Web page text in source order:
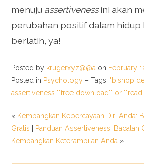
menuju assertivenessini akan
perubahan positif dalam hidup
berlatih, ya!
Posted by krugerxyz@@a on February
Posted in Psychology – Tags: "bishop
assertiveness ""free download"" or ""read
« Kembangkan Kepercayaan Diri Anda:
Gratis
Panduan Assertiveness: Bacalah
Kembangkan Keterampilan Anda »